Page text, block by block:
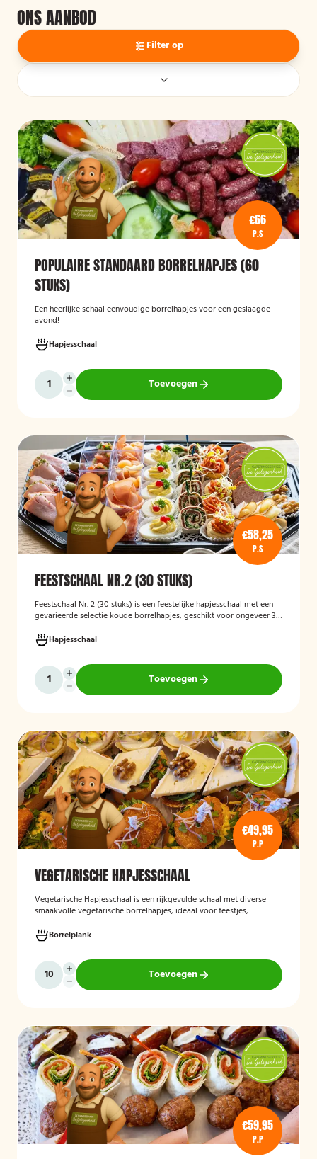
ONS AANBOD
Filter op
€66
P.S
POPULAIRE STANDAARD BORRELHAPJES (60
STUKS)
Een heerlijke schaal eenvoudige borrelhapjes voor een geslaagde
avond!
Hapjesschaal
Toevoegen
€58,25
P.S
FEESTSCHAAL NR.2 (30 STUKS)
Feestschaal Nr. 2 (30 stuks) is een feestelijke hapjesschaal met een
gevarieerde selectie koude borrelhapjes, geschikt voor ongeveer 30
feestelijke gelegenheden en biedt een gemakkelijke, kant-en-klare
oplossing voor het serveren van smakelijke hapjes aan uw gasten.
Hapjesschaal
Toevoegen
€49,95
P.P
VEGETARISCHE HAPJESSCHAAL
Vegetarische Hapjesschaal is een rijkgevulde schaal met diverse
smaakvolle vegetarische borrelhapjes, ideaal voor feestjes,
een gevarieerde selectie van vegetarische lekkernijen die direct
klaar zijn om te serveren en geschikt zijn voor gasten die bewust of
volledig vegetarisch eten.
Borrelplank
Toevoegen
€59,95
P.P